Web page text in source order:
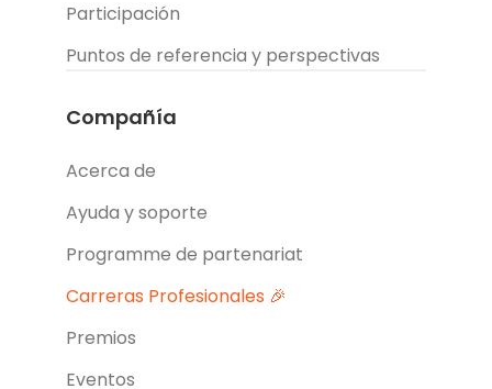
Participación
Puntos de referencia y perspectivas
Compañía
Acerca de
Ayuda y soporte
Programme de partenariat
Carreras Profesionales 🎉
Premios
Eventos